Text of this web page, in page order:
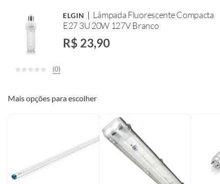
ELGIN
Lâmpada Fluorescente Compacta
E27 3U 20W 127V Branco
R$ 23,90
(0)
Mais opções para escolher